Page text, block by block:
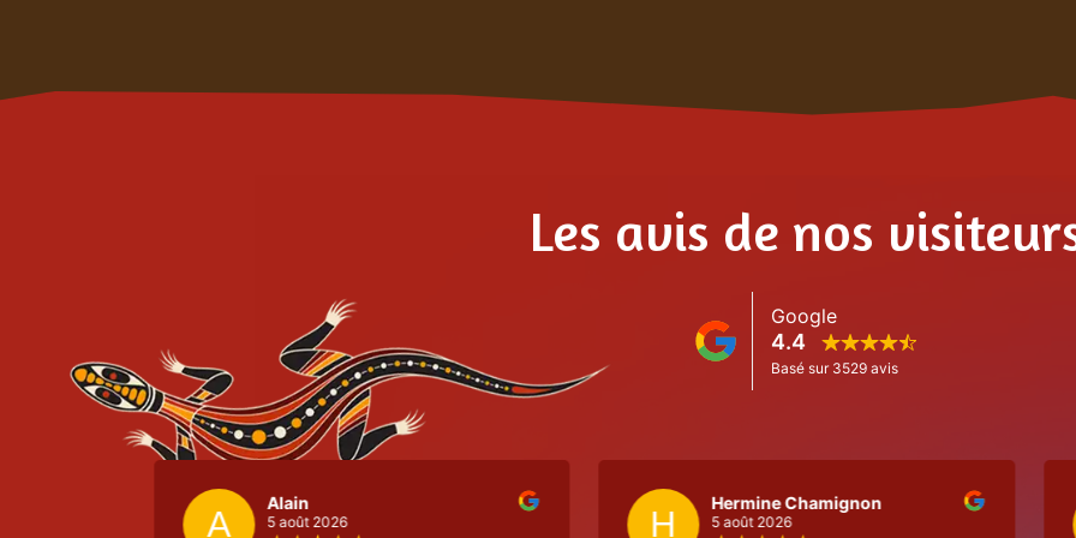
Les avis de nos
A
Alain
5 août 2026 H
Hermine Chamignon
5 août 2026